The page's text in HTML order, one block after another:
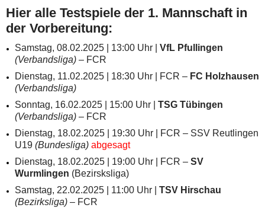
Hier alle Testspiele der 1. Mannschaft in
der Vorbereitung:
Samstag, 08.02.2025 | 13:00 Uhr | VfL Pfullingen
(Verbandsliga) – FCR
Dienstag, 11.02.2025 | 18:30 Uhr | FCR – FC Holzhausen
(Verbandsliga)
Sonntag, 16.02.2025 | 15:00 Uhr | TSG Tübingen
(Verbandsliga) – FCR
Dienstag, 18.02.2025 | 19:30 Uhr | FCR – SSV Reutlingen
U19 (Bundesliga) abgesagt
Dienstag, 18.02.2025 | 19:00 Uhr | FCR – SV
Wurmlingen (Bezirsksliga)
Samstag, 22.02.2025 | 11:00 Uhr | TSV Hirschau
(Bezirksliga) – FCR